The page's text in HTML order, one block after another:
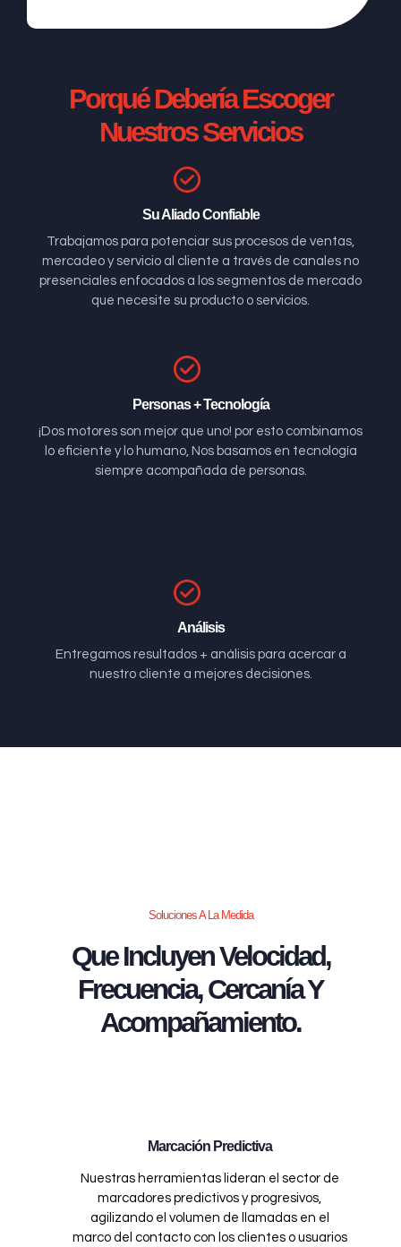
Porqué Debería Escoger
Nuestros Servicios
Su Aliado Confiable
Trabajamos para potenciar sus procesos de ventas,
mercadeo y servicio al cliente a través de canales no
presenciales enfocados a los segmentos de mercado
que necesite su producto o servicios.
Personas + Tecnología
¡Dos motores son mejor que uno! por esto combinamos
lo eficiente y lo humano, Nos basamos en tecnología
siempre acompañada de personas.
Análisis
Entregamos resultados + análisis para acercar a
nuestro cliente a mejores decisiones.
Soluciones A La Medida
Que Incluyen Velocidad,
Frecuencia, Cercanía Y
Acompañamiento.
Marcación Predictiva
Nuestras herramientas lideran el sector de
marcadores predictivos y progresivos,
agilizando el volumen de llamadas en el
marco del contacto con los clientes o usuarios